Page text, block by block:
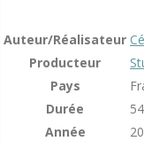
Auteur/Réalisateur
Producteur
Pays
Durée
Année